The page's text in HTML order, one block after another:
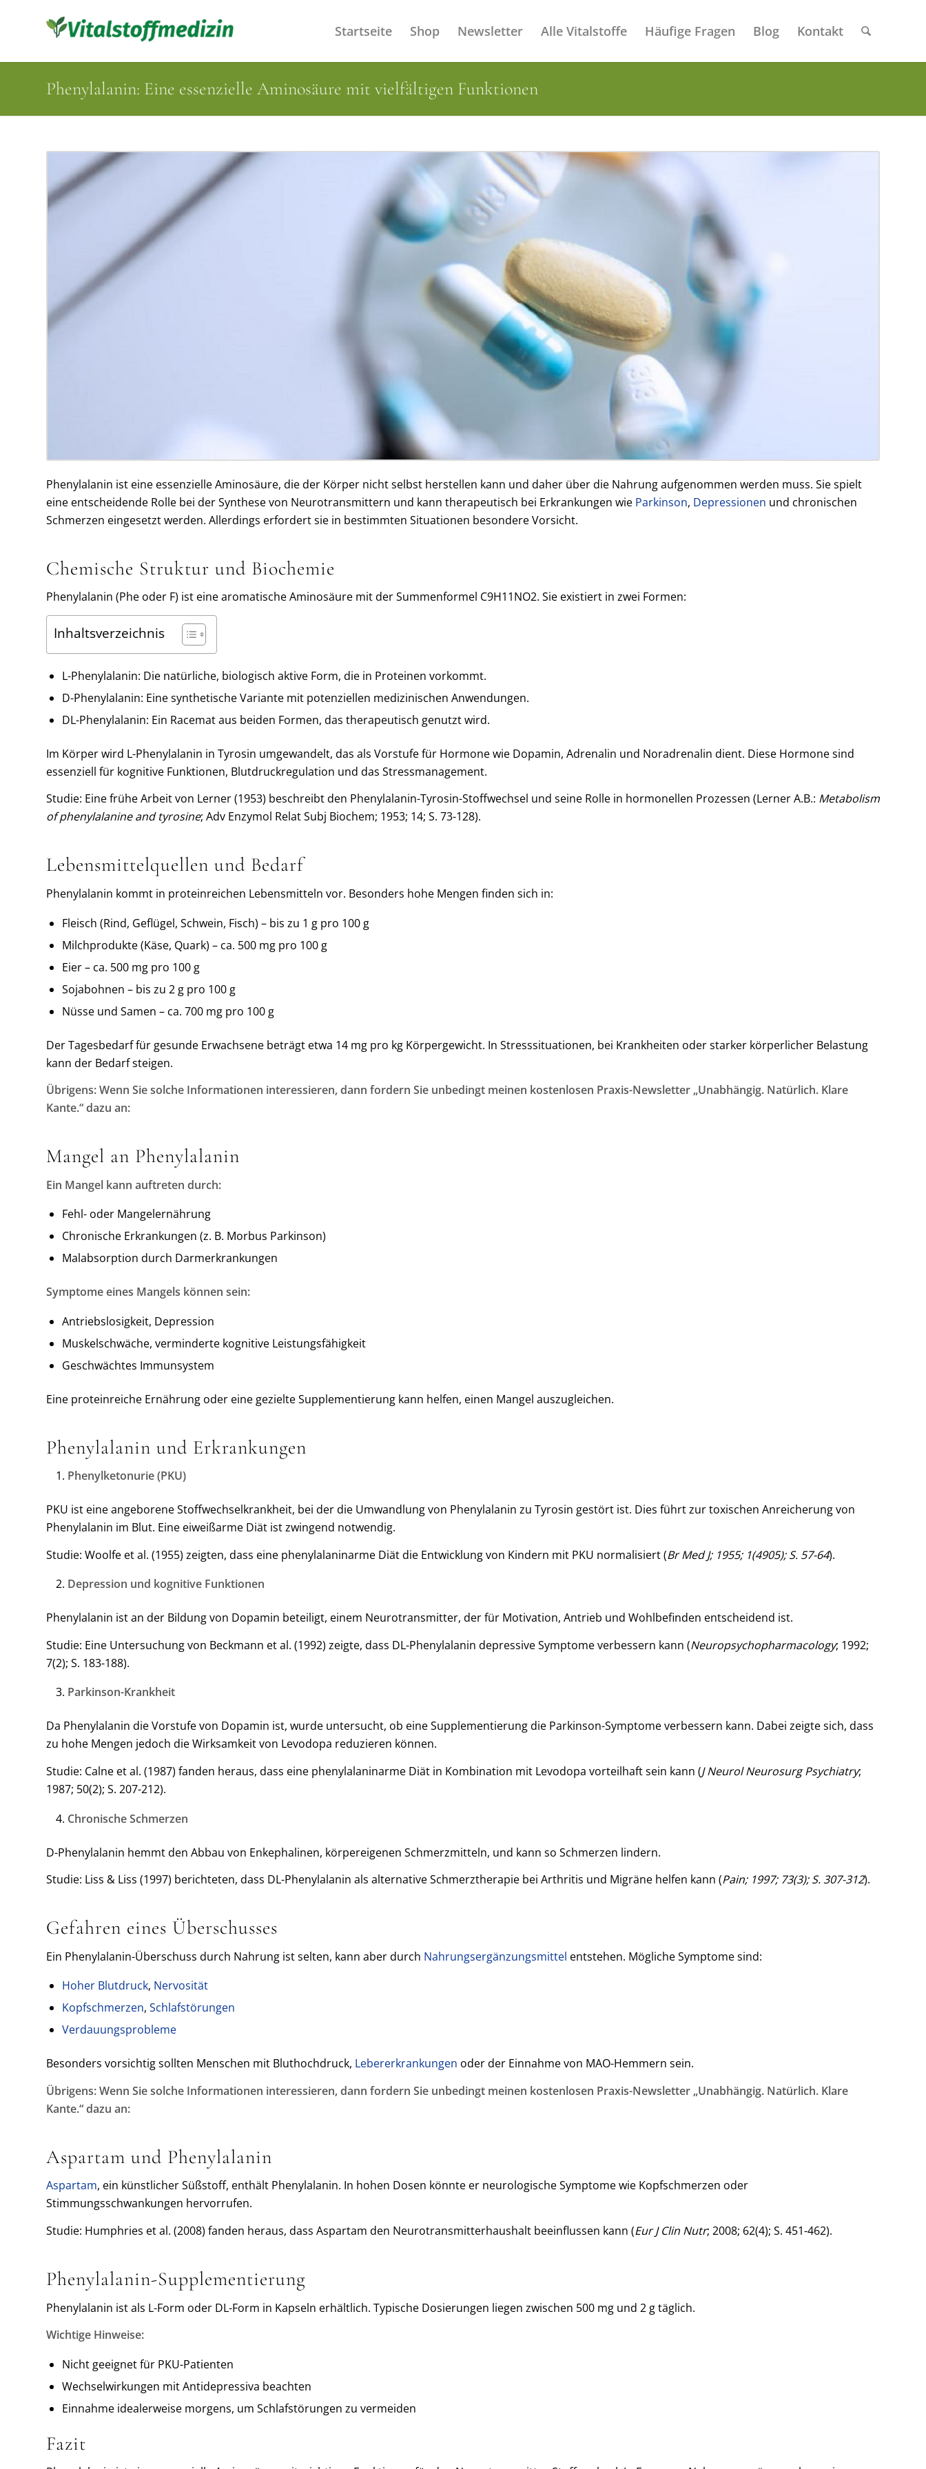
Startseite Shop Newsletter Alle Vitalstoffe Häufige Fragen Blog Kontakt
Phenylalanin: Eine essenzielle Aminosäure mit vielfältigen Funktionen
Phenylalanin ist eine essenzielle Aminosäure, die der Körper nicht selbst herstellen kann und daher über die Nahrung aufgenommen werden muss. Sie spielt
eine entscheidende Rolle bei der Synthese von Neurotransmittern und kann therapeutisch bei Erkrankungen wie Parkinson, Depressionen und chronischen
Schmerzen eingesetzt werden. Allerdings erfordert sie in bestimmten Situationen besondere Vorsicht.
Chemische Struktur und Biochemie
Phenylalanin (Phe oder F) ist eine aromatische Aminosäure mit der Summenformel C9H11NO2. Sie existiert in zwei Formen:
Inhaltsverzeichnis
L-Phenylalanin: Die natürliche, biologisch aktive Form, die in Proteinen vorkommt.
D-Phenylalanin: Eine synthetische Variante mit potenziellen medizinischen Anwendungen.
DL-Phenylalanin: Ein Racemat aus beiden Formen, das therapeutisch genutzt wird.
Im Körper wird L-Phenylalanin in Tyrosin umgewandelt, das als Vorstufe für Hormone wie Dopamin, Adrenalin und Noradrenalin dient. Diese Hormone sind
essenziell für kognitive Funktionen, Blutdruckregulation und das Stressmanagement.
Studie: Eine frühe Arbeit von Lerner (1953) beschreibt den Phenylalanin-Tyrosin-Stoffwechsel und seine Rolle in hormonellen Prozessen (Lerner A.B.: Metabolism
of phenylalanine and tyrosine; Adv Enzymol Relat Subj Biochem; 1953; 14; S. 73-128).
Lebensmittelquellen und Bedarf
Phenylalanin kommt in proteinreichen Lebensmitteln vor. Besonders hohe Mengen finden sich in:
Fleisch (Rind, Geflügel, Schwein, Fisch) – bis zu 1 g pro 100 g
Milchprodukte (Käse, Quark) – ca. 500 mg pro 100 g
Eier – ca. 500 mg pro 100 g
Sojabohnen – bis zu 2 g pro 100 g
Nüsse und Samen – ca. 700 mg pro 100 g
Der Tagesbedarf für gesunde Erwachsene beträgt etwa 14 mg pro kg Körpergewicht. In Stresssituationen, bei Krankheiten oder starker körperlicher Belastung
kann der Bedarf steigen.
Übrigens: Wenn Sie solche Informationen interessieren, dann fordern Sie unbedingt meinen kostenlosen Praxis-Newsletter „Unabhängig. Natürlich. Klare
Kante.“ dazu an:
Mangel an Phenylalanin
Ein Mangel kann auftreten durch:
Fehl- oder Mangelernährung
Chronische Erkrankungen (z. B. Morbus Parkinson)
Malabsorption durch Darmerkrankungen
Symptome eines Mangels können sein:
Antriebslosigkeit, Depression
Muskelschwäche, verminderte kognitive Leistungsfähigkeit
Geschwächtes Immunsystem
Eine proteinreiche Ernährung oder eine gezielte Supplementierung kann helfen, einen Mangel auszugleichen.
Phenylalanin und Erkrankungen
Phenylketonurie (PKU)
PKU ist eine angeborene Stoffwechselkrankheit, bei der die Umwandlung von Phenylalanin zu Tyrosin gestört ist. Dies führt zur toxischen Anreicherung von
Phenylalanin im Blut. Eine eiweißarme Diät ist zwingend notwendig.
Studie: Woolfe et al. (1955) zeigten, dass eine phenylalaninarme Diät die Entwicklung von Kindern mit PKU normalisiert (Br Med J; 1955; 1(4905); S. 57-64).
Depression und kognitive Funktionen
Phenylalanin ist an der Bildung von Dopamin beteiligt, einem Neurotransmitter, der für Motivation, Antrieb und Wohlbefinden entscheidend ist.
Studie: Eine Untersuchung von Beckmann et al. (1992) zeigte, dass DL-Phenylalanin depressive Symptome verbessern kann (Neuropsychopharmacology; 1992;
7(2); S. 183-188).
Parkinson-Krankheit
Da Phenylalanin die Vorstufe von Dopamin ist, wurde untersucht, ob eine Supplementierung die Parkinson-Symptome verbessern kann. Dabei zeigte sich, dass
zu hohe Mengen jedoch die Wirksamkeit von Levodopa reduzieren können.
Studie: Calne et al. (1987) fanden heraus, dass eine phenylalaninarme Diät in Kombination mit Levodopa vorteilhaft sein kann (J Neurol Neurosurg Psychiatry;
1987; 50(2); S. 207-212).
Chronische Schmerzen
D-Phenylalanin hemmt den Abbau von Enkephalinen, körpereigenen Schmerzmitteln, und kann so Schmerzen lindern.
Studie: Liss & Liss (1997) berichteten, dass DL-Phenylalanin als alternative Schmerztherapie bei Arthritis und Migräne helfen kann (Pain; 1997; 73(3); S. 307-312).
Gefahren eines Überschusses
Ein Phenylalanin-Überschuss durch Nahrung ist selten, kann aber durch Nahrungsergänzungsmittel entstehen. Mögliche Symptome sind:
Hoher Blutdruck, Nervosität
Kopfschmerzen, Schlafstörungen
Verdauungsprobleme
Besonders vorsichtig sollten Menschen mit Bluthochdruck, Lebererkrankungen oder der Einnahme von MAO-Hemmern sein.
Übrigens: Wenn Sie solche Informationen interessieren, dann fordern Sie unbedingt meinen kostenlosen Praxis-Newsletter „Unabhängig. Natürlich. Klare
Kante.“ dazu an:
Aspartam und Phenylalanin
Aspartam, ein künstlicher Süßstoff, enthält Phenylalanin. In hohen Dosen könnte er neurologische Symptome wie Kopfschmerzen oder
Stimmungsschwankungen hervorrufen.
Studie: Humphries et al. (2008) fanden heraus, dass Aspartam den Neurotransmitterhaushalt beeinflussen kann (Eur J Clin Nutr; 2008; 62(4); S. 451-462).
Phenylalanin-Supplementierung
Phenylalanin ist als L-Form oder DL-Form in Kapseln erhältlich. Typische Dosierungen liegen zwischen 500 mg und 2 g täglich.
Wichtige Hinweise:
Nicht geeignet für PKU-Patienten
Wechselwirkungen mit Antidepressiva beachten
Einnahme idealerweise morgens, um Schlafstörungen zu vermeiden
Fazit